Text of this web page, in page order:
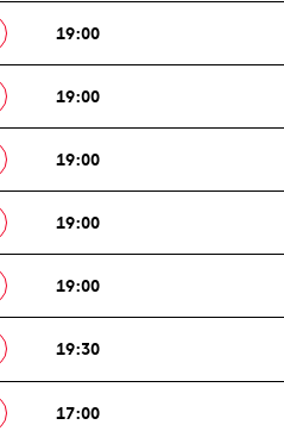
19:00
19:00
19:00
19:00
19:00
19:30
17:00